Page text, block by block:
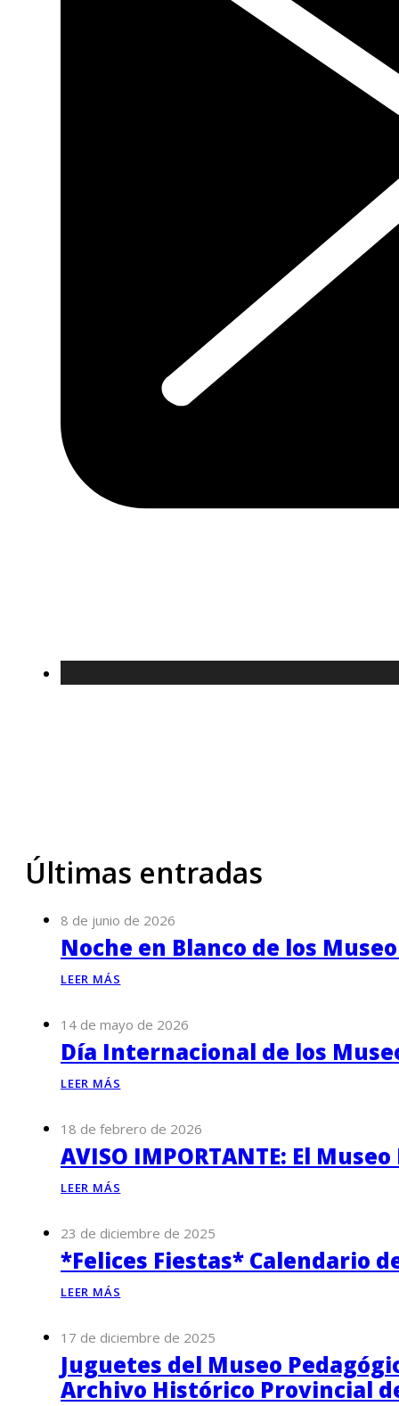
Últimas entradas
8 de junio de 2026
Noche en Blanco de los
LEER MÁS
14 de mayo de 2026
Día Internacional de los
LEER MÁS
18 de febrero de 2026
AVISO IMPORTANTE: El
LEER MÁS
23 de diciembre de 2025
*Felices Fiestas* Calendario
LEER MÁS
17 de diciembre de 2025
Juguetes del Museo
Archivo Histórico Provincial